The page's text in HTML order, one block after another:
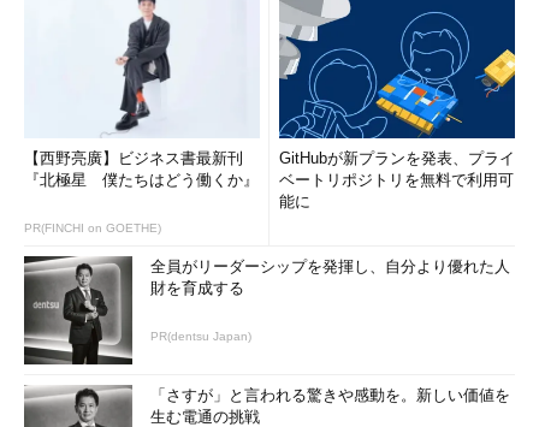
【西野亮廣】ビジネス書最新刊
『北極星 僕たちはどう働くか』
PR(FINCHI on GOETHE)
GitHubが新プランを発表、プライ
ベートリポジトリを無料で利用可
能に
全員がリーダーシップを発揮し、自分より優れた人
財を育成する
PR(dentsu Japan)
「さすが」と言われる驚きや感動を。新しい価値を
生む電通の挑戦